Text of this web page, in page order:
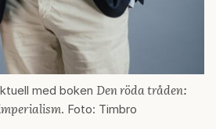
med boken Den röda tråden:
. Foto: Timbro